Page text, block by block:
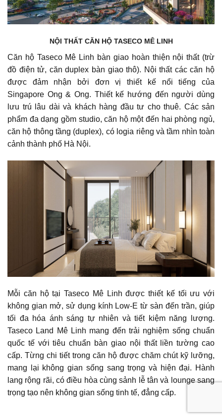
NỘI THẤT CĂN HỘ TASECO MÊ LINH
Căn hộ Taseco Mê Linh bàn giao hoàn thiện nội thất (trừ
đồ điện tử, căn duplex bàn giao thô). Nội thất các căn hộ
được đảm nhận bởi đơn vị thiết kế nổi tiếng của
Singapore Ong & Ong. Thiết kế hướng đến người dùng
lưu trú lâu dài và khách hàng đầu tư cho thuê. Các sản
phẩm đa dạng gồm studio, căn hộ một đến hai phòng ngủ,
căn hộ thông tầng (duplex), có logia riêng và tầm nhìn toàn
cảnh thành phố Hà Nội.
Mỗi căn hộ tại Taseco Mê Linh được thiết kế tối ưu với
không gian mở, sử dụng kính Low-E từ sàn đến trần, giúp
tối đa hóa ánh sáng tự nhiên và tiết kiệm năng lượng.
Taseco Land Mê Linh mang đến trải nghiệm sống chuẩn
quốc tế với tiêu chuẩn bàn giao nội thất liền tường cao
cấp. Từng chi tiết trong căn hộ được chăm chút kỹ lưỡng,
mang lại không gian sống sang trọng và hiện đại. Hành
lang rộng rãi, có điều hòa cùng sảnh lễ tân và lounge sang
trọng tạo nên không gian sống tinh tế, đẳng cấp.